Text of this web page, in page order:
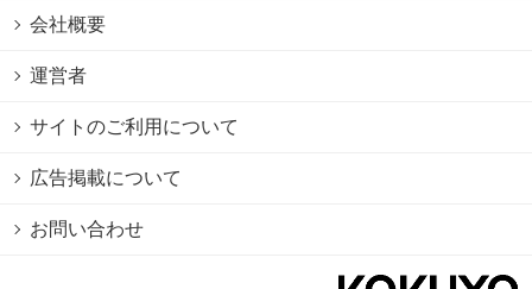
会社概要
運営者
サイトのご利用について
広告掲載について
お問い合わせ